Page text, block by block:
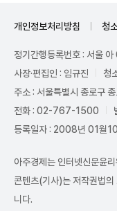
개인정보처리방침 청
정기간행등록번호 : 서울
사장·편집인 : 임규진
청
주소 : 서울특별시 종로구
전화 : 02-767-1500
등록일자 : 2008년 01월
아주경제는 인터넷신문윤
콘텐츠(기사)는 저작권법
니다.